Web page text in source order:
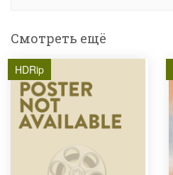
Смотреть ещё
HDRip